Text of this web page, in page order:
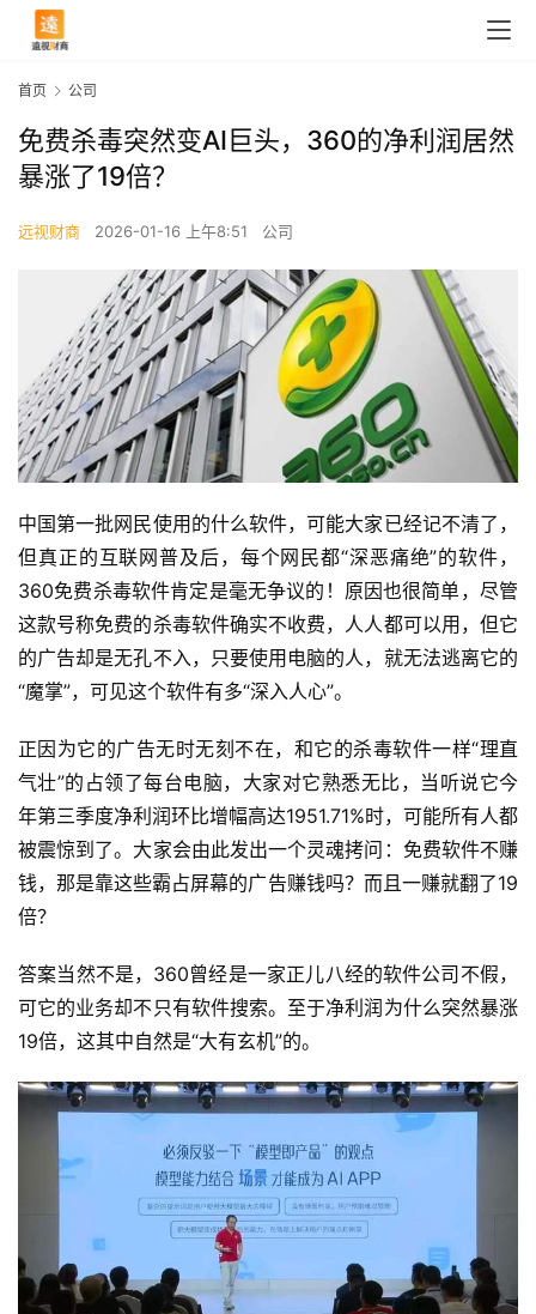
首页 公司
免费杀毒突然变AI巨头，360的净利润居然
暴涨了19倍？
远视财商 2026-01-16 上午8:51 公司
中国第一批网民使用的什么软件，可能大家已经记不清了，
但真正的互联网普及后，每个网民都“深恶痛绝”的软件，
360免费杀毒软件肯定是毫无争议的！原因也很简单，尽管
这款号称免费的杀毒软件确实不收费，人人都可以用，但它
的广告却是无孔不入，只要使用电脑的人，就无法逃离它的
“魔掌”，可见这个软件有多“深入人心”。
正因为它的广告无时无刻不在，和它的杀毒软件一样“理直
气壮”的占领了每台电脑，大家对它熟悉无比，当听说它今
年第三季度净利润环比增幅高达1951.71%时，可能所有人都
被震惊到了。大家会由此发出一个灵魂拷问：免费软件不赚
钱，那是靠这些霸占屏幕的广告赚钱吗？而且一赚就翻了19
倍？
答案当然不是，360曾经是一家正儿八经的软件公司不假，
可它的业务却不只有软件搜索。至于净利润为什么突然暴涨
19倍，这其中自然是“大有玄机”的。